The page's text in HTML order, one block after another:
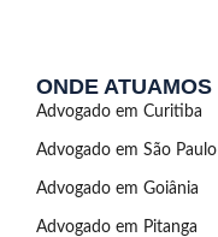
ONDE ATUAMOS
Advogado em Curitiba
Advogado em São Paulo
Advogado em Goiânia
Advogado em Pitanga